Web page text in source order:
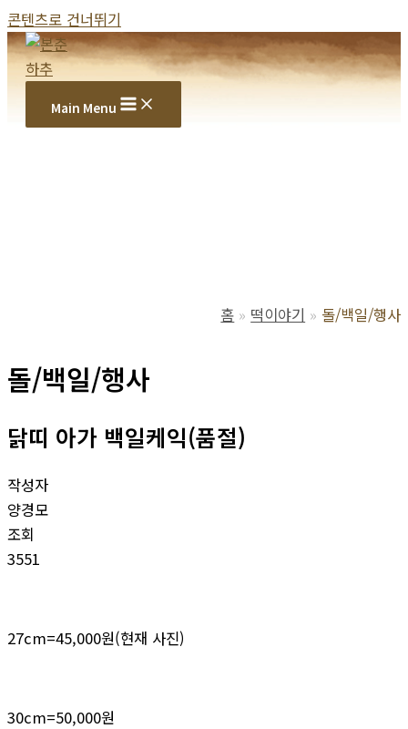
콘텐츠로 건너뛰기
Main Menu
홈 떡이야기 돌/백일/행사
돌/백일/행사
닭띠 아가 백일케익(품절)
작성자
양경모
조회
3551
27cm=45,000원(현재 사진)
30cm=50,000원